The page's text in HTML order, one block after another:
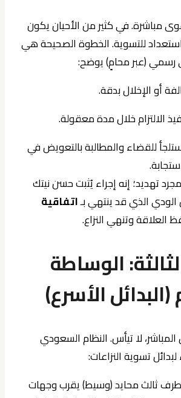
مباشرة. في كثير من الأحيان يكون
للتسوية. الخطوة الصحيحة هي
رسمي (عبر محامٍ) يوضح:
أو الإخلال بدقة.
الالتزام خلال مدة معقولة.
ستلجأ للقضاء والمطالبة بالتعويض في
تهديد؛ إنه إجراء يُثبت حسن نيتك
الذي قد ينتهي بـاتفاقية
العلاقة وتنهي النزاع.
الوساطة
الأسرع)
لا تيأس. النظام السعودي
تسوية النزاعات:
طرف ثالث محايد (وسيط) يقرب وجهات